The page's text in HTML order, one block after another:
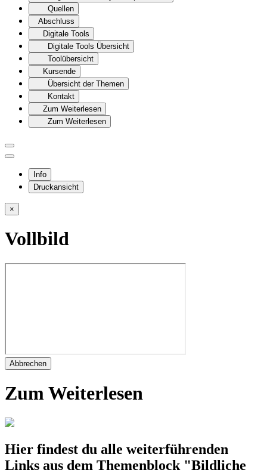
Quellen
Abschluss
Digitale Tools
Digitale Tools Übersicht
Toolübersicht
Kursende
Übersicht der Themen
Kontakt
Zum Weiterlesen
Zum Weiterlesen
Info
Druckansicht
×
Vollbild
Abbrechen
Zum Weiterlesen
Hier findest du alle weiterführenden
Links aus dem Themenblock "Bildliche